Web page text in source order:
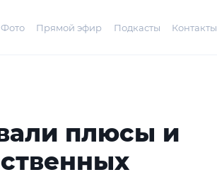
Фото Прямой эфир Подкасты Контакты
плюсы и